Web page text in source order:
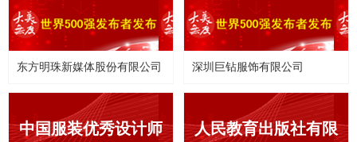
东方明珠新媒体股份有限公司 深圳巨钻服饰有限公司
中国服装优秀设计师
人民教育出版社有限